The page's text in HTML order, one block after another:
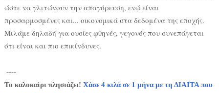
ώστε να γλιτώνουν την απαγόρευση, ενώ είναι
προσαρμοσμένες και... οικονομικά στα δεδομένα της εποχής.
Μιλάμε δηλαδή για ουσίες φθηνές, γεγονός που συνεπάγεται
ότι είναι και πιο επικίνδυνες.
----
Το καλοκαίρι πλησιάζει! Χάσε 4 κιλά σε 1 μήνα με τη ΔΙΑΙΤΑ που